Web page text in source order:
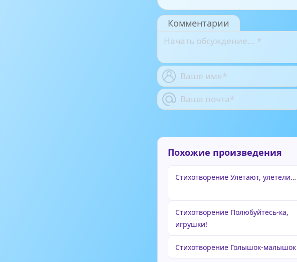
Комментарии
Похожие произведения
Стихотворение Улетают, улетели…
Стихотворение Полюбуйтесь-ка,
игрушки!
Стихотворение Голышок-малышок